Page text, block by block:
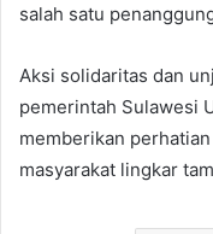
salah satu
Aksi solidaritas dan
pemerintah Sulawesi
memberikan
masyarakat lingkar